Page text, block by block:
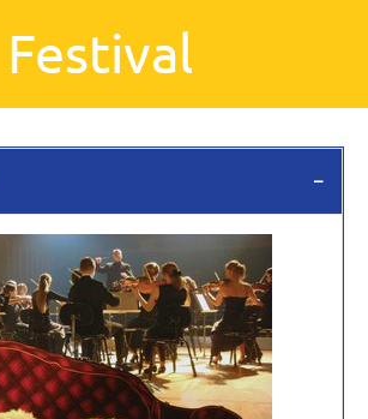
Festival